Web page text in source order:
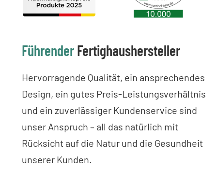
FührenderFertighaushersteller
Hervorragende Qualität, ein ansprechendes
Design, ein gutes Preis-Leistungsverhältnis
und ein zuverlässiger Kundenservice sind
unser Anspruch – all das natürlich mit
Rücksicht auf die Natur und die Gesundheit
unserer Kunden.